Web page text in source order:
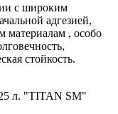
с широким
адгезией,
материалам , особо
стойкость.